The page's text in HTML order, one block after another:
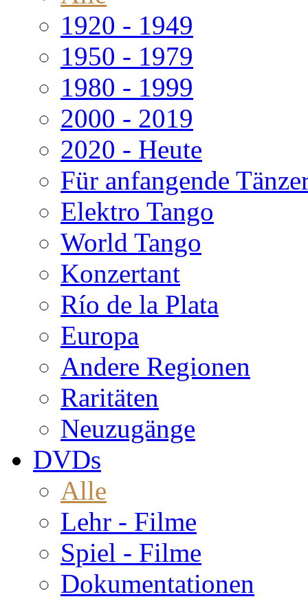
1920 - 1949
1950 - 1979
1980 - 1999
2000 - 2019
2020 - Heute
Für anfangende
Elektro Tango
World Tango
Konzertant
Río de la Plata
Europa
Andere Regionen
Raritäten
Neuzugänge
DVDs
Alle
Lehr - Filme
Spiel - Filme
Dokumentationen